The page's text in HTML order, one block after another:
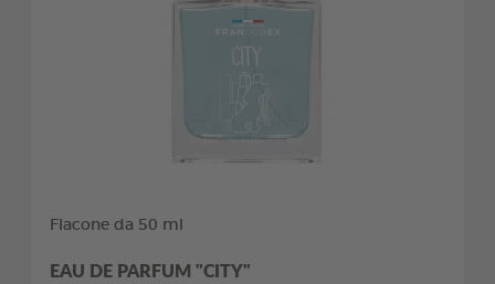
Flacone da 50 ml
EAU DE PARFUM "CITY"